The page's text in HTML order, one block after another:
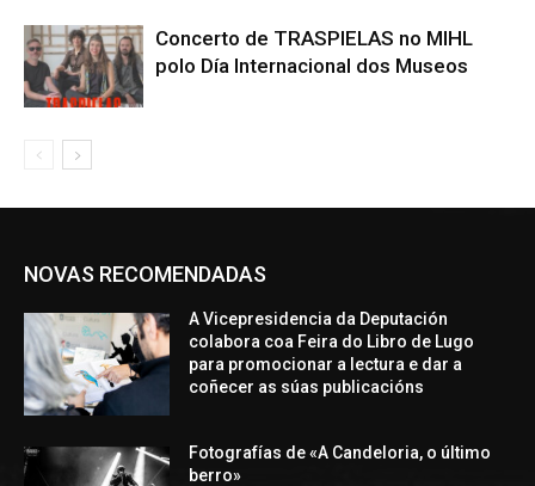
Concerto de TRASPIELAS no MIHL
polo Día Internacional dos Museos
NOVAS RECOMENDADAS
A Vicepresidencia da Deputación
colabora coa Feira do Libro de Lugo
para promocionar a lectura e dar a
coñecer as súas publicacións
Fotografías de «A Candeloria, o último
berro»